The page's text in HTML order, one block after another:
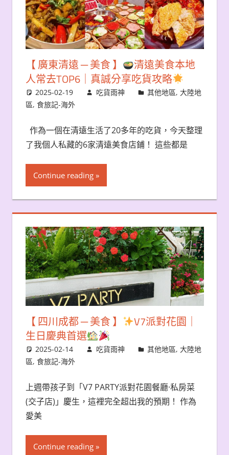
【 廣東清遠 ─ 美食 】
清遠美食本地
人常去TOP6｜真誠分享吃貨攻略
2025-02-19 吃貨雨神 其他地區,大陸地
區, 食旅記-海外
作為一個在清遠生活了20多年的吃貨，今天整理
了我個人私藏的6家清遠美食店鋪！ 這些都是
Continue reading
【 四川成都 ─ 美食 】
V7派對花園｜
生日慶典首選
2025-02-14 吃貨雨神 其他地區,大陸地
區, 食旅記-海外
上週帶孩子到「V7 PARTY派對花園餐廳·私房菜
(交子店)」慶生，這裡完全超出我的預期！ 作為
愛美
Continue reading